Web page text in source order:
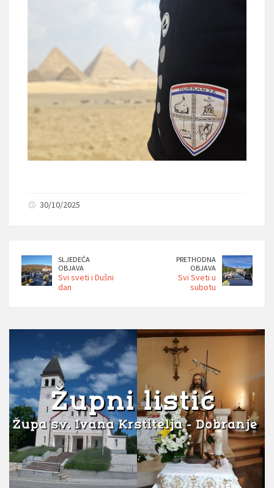
30/10/2025
SLJEDEĆA
OBJAVA
Svi sveti i Dušni
dan
PRETHODNA
OBJAVA
Svi Sveti u
subotu